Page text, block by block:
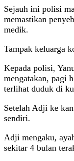
Sejauh ini polisi
memastikan
medik.
Tampak keluarga
Kepada polisi,
mengatakan, pagi
terlihat duduk di
Setelah Adji ke
sendiri.
Adji mengaku,
sekitar 4 bulan